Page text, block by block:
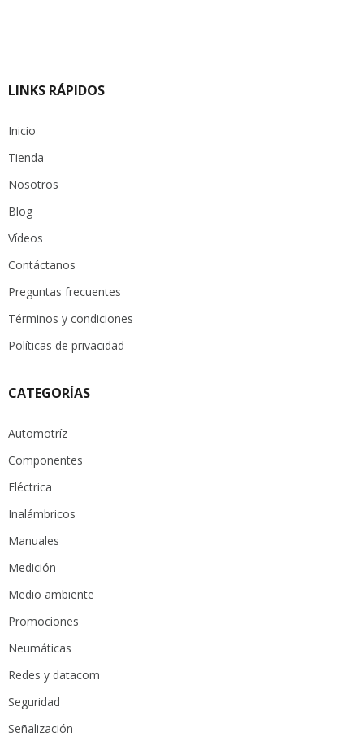
LINKS RÁPIDOS
Inicio
Tienda
Nosotros
Blog
Vídeos
Contáctanos
Preguntas frecuentes
Términos y condiciones
Políticas de privacidad
CATEGORÍAS
Automotríz
Componentes
Eléctrica
Inalámbricos
Manuales
Medición
Medio ambiente
Promociones
Neumáticas
Redes y datacom
Seguridad
Señalización